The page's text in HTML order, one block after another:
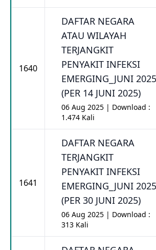
1640
DAFTAR NEGARA
ATAU WILAYAH
TERJANGKIT
PENYAKIT INFEKSI
EMERGING_JUNI 2025
(PER 14 JUNI 2025)
06 Aug 2025 | Download :
1.474 Kali
1641
DAFTAR NEGARA
TERJANGKIT
PENYAKIT INFEKSI
EMERGING_JUNI 2025
(PER 30 JUNI 2025)
06 Aug 2025 | Download :
313 Kali